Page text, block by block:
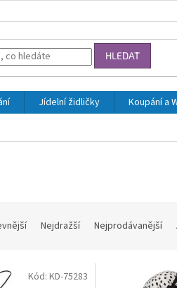
HLEDAT
Jídelní židličky Koupání a
Nejdražší Nejprodávanější
Kód: KD-75283